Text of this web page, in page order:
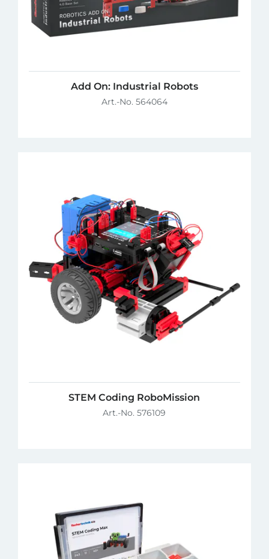
Add On: Industrial Robots
Art.-No. 564064
STEM Coding RoboMission
Art.-No. 576109